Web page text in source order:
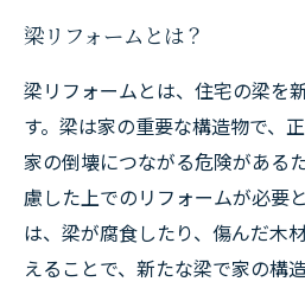
梁リフォームとは？
梁リフォームとは、住宅の梁を
す。梁は家の重要な構造物で、
家の倒壊につながる危険がある
慮した上でのリフォームが必要
は、梁が腐食したり、傷んだ木
えることで、新たな梁で家の構